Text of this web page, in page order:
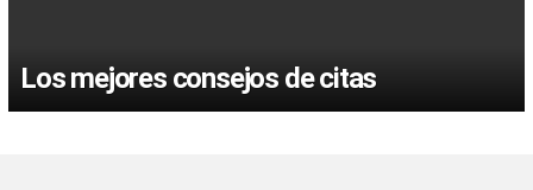
Los mejores consejos de citas